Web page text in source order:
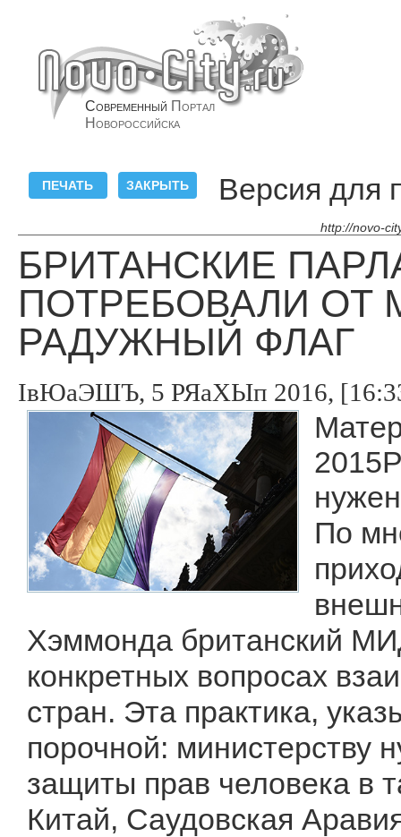
Современный Портал
Новороссийска
Версия для
http://novo-
БРИТАНСКИЕ
ПОТРЕБОВАЛИ ОТ
РАДУЖНЫЙ ФЛАГ
ІвЮаЭШЪ, 5 РЯаХЫп 2016,
По
Хэммонда британский
конкретных вопросах
стран. Эта практика,
порочной: министерству
защиты прав человека в
Китай, Саудовская